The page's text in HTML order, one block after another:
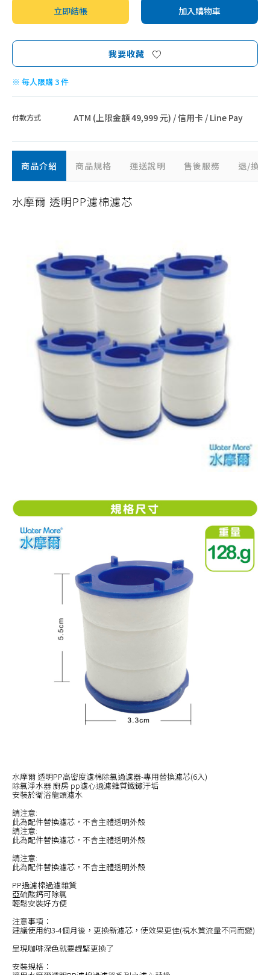
立即結帳 加入購物車
我要收藏
※ 每人限購 3 件
付款方式 ATM (上限金額 49,999 元) / 信用卡 / Line Pay
商品介紹 商品規格 運送說明 售後服務 退/換
水摩爾 透明PP濾棉濾芯
水摩爾 透明PP高密度濾棉除氯過濾器-專用替換濾芯(6入)
除氯淨水器 廚房 pp濾心過濾雜質鐵鏽汙垢
安裝於衛浴龍頭濾水
請注意:
此為配件替換濾芯，不含主體透明外殼
請注意:
此為配件替換濾芯，不含主體透明外殼
請注意:
此為配件替換濾芯，不含主體透明外殼
PP過濾棉過濾雜質
亞硫酸鈣可除氯
輕鬆安裝好方便
注意事項：
建議使用約3-4個月後，更換新濾芯，使效果更佳(視水質流量不同而變)
呈現咖啡深色就要趕緊更換了
安裝規格：